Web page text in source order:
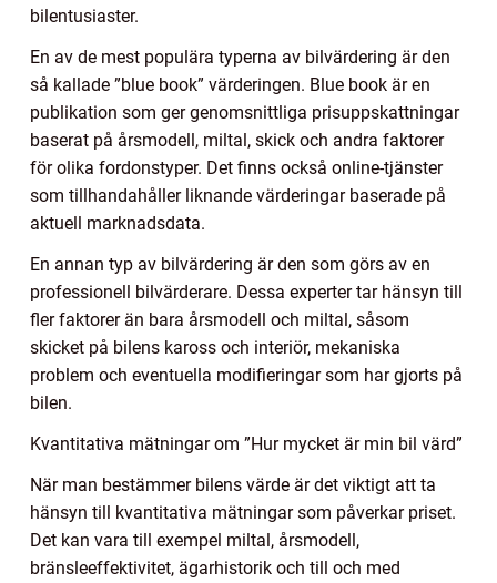
bilentusiaster.
En av de mest populära typerna av bilvärdering är den
så kallade ”blue book” värderingen. Blue book är en
publikation som ger genomsnittliga prisuppskattningar
baserat på årsmodell, miltal, skick och andra faktorer
för olika fordonstyper. Det finns också online-tjänster
som tillhandahåller liknande värderingar baserade på
aktuell marknadsdata.
En annan typ av bilvärdering är den som görs av en
professionell bilvärderare. Dessa experter tar hänsyn till
fler faktorer än bara årsmodell och miltal, såsom
skicket på bilens kaross och interiör, mekaniska
problem och eventuella modifieringar som har gjorts på
bilen.
Kvantitativa mätningar om ”Hur mycket är min bil värd”
När man bestämmer bilens värde är det viktigt att ta
hänsyn till kvantitativa mätningar som påverkar priset.
Det kan vara till exempel miltal, årsmodell,
bränsleeffektivitet, ägarhistorik och till och med